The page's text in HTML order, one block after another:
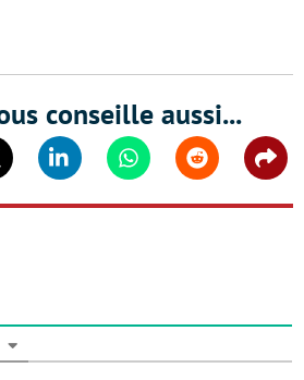
conseille aussi...
Linkedin WhatsappReddit